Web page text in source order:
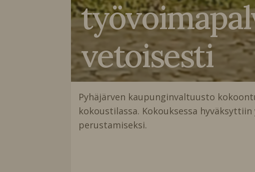
vetoisesti
Pyhäjärven kaupunginvaltuusto
kokoustilassa. Kokouksessa
perustamiseksi.